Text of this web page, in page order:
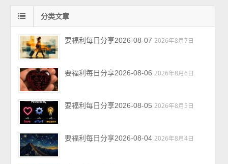
分类文章
要福利每日分享2026-08-07 2026年8月7日
要福利每日分享2026-08-06 2026年8月6日
要福利每日分享2026-08-05 2026年8月5日
要福利每日分享2026-08-04 2026年8月4日